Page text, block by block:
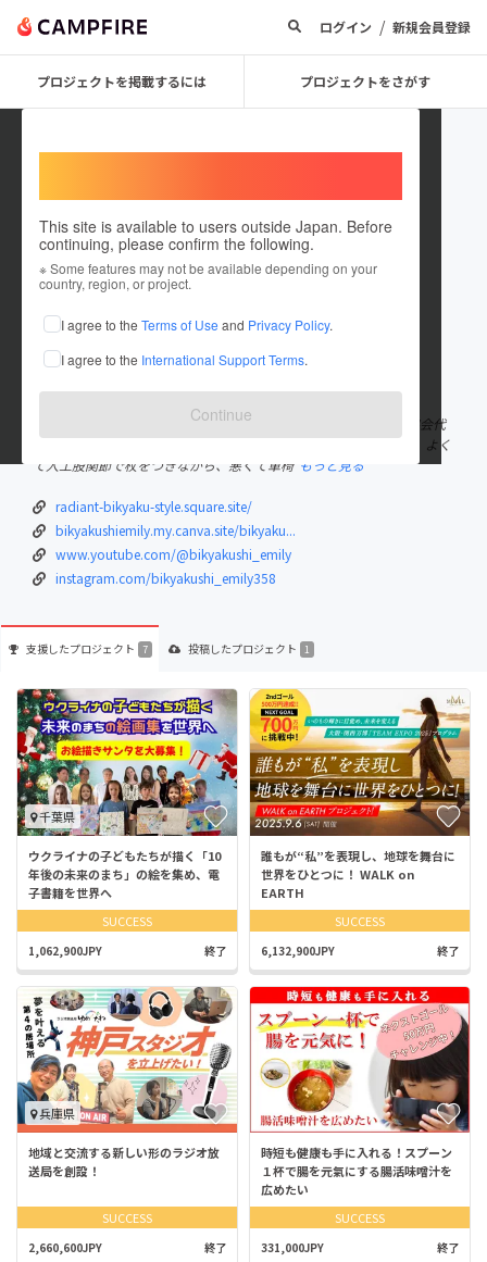
ログイン / 新規会員登録
プロジェクトを掲載するには プロジェクトをさがす
This site is available to users outside Japan. Before
continuing, please confirm the following.
※ Some features may not be available depending on your
country, region, or project.
I agree to the Terms of Use and Privacy Policy.
I agree to the International Support Terms.
Continue
美脚師®エミリー／松原永美里
これまでに7回支援して1件のプロジェクトを投稿しています
在住国：日本 現在地：東京都
出身国：日本 出身地：北海道
美脚師®エミリー／松原永美里 ビューティーライフウォーキング協会代
表 美脚師®養成講座主催 股関節に変形を持って生まれ40歳頃には、よく
て人工股関節で杖をつきながら、悪くて車椅 もっと見る
radiant-bikyaku-style.square.site/
bikyakushiemily.my.canva.site/bikyaku...
www.youtube.com/@bikyakushi_emily
instagram.com/bikyakushi_emily358
支援したプロジェクト 7 投稿したプロジェクト 1
千葉県
ウクライナの子どもたちが描く「10
年後の未来のまち」の絵を集め、電
子書籍を世界へ
SUCCESS
1,062,900JPY 終了
誰もが“私”を表現し、地球を舞台に
世界をひとつに！ WALK on
EARTH
SUCCESS
6,132,900JPY 終了
兵庫県
地域と交流する新しい形のラジオ放
送局を創設！
SUCCESS
2,660,600JPY 終了
時短も健康も手に入れる！スプーン
１杯で腸を元氣にする腸活味噌汁を
広めたい
SUCCESS
331,000JPY 終了